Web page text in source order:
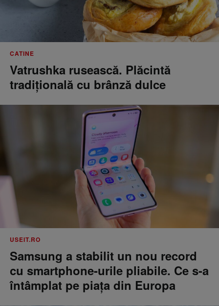
CATINE
Vatrushka rusească. Plăcintă
tradițională cu brânză dulce
USEIT.RO
Samsung a stabilit un nou record
cu smartphone-urile pliabile. Ce s-a
întâmplat pe piața din Europa